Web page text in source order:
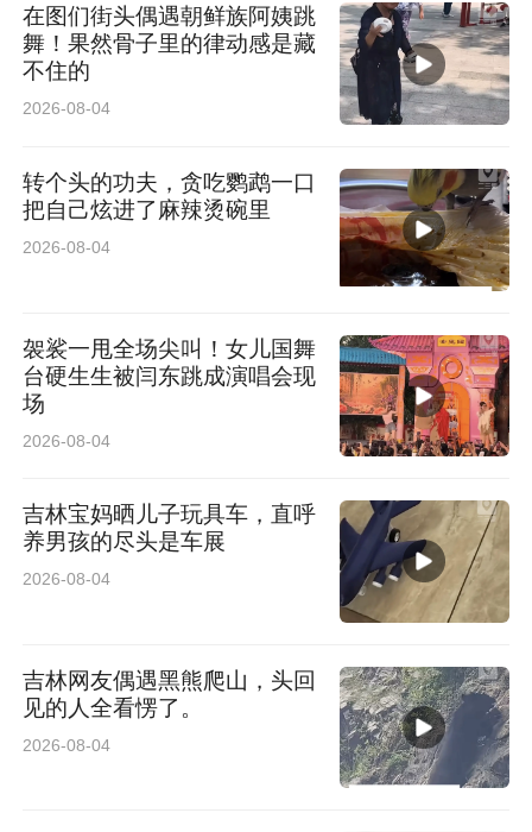
在图们街头偶遇朝鲜族阿姨跳
舞！果然骨子里的律动感是藏
不住的
2026-08-04
转个头的功夫，贪吃鹦鹉一口
把自己炫进了麻辣烫碗里
2026-08-04
袈裟一甩全场尖叫！女儿国舞
台硬生生被闫东跳成演唱会现
场
2026-08-04
吉林宝妈晒儿子玩具车，直呼
养男孩的尽头是车展
2026-08-04
吉林网友偶遇黑熊爬山，头回
见的人全看愣了。
2026-08-04